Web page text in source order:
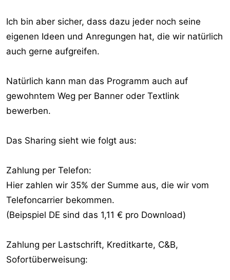
Ich bin aber sicher, dass dazu jeder noch seine
eigenen Ideen und Anregungen hat, die wir natürlich
auch gerne aufgreifen.
Natürlich kann man das Programm auch auf
gewohntem Weg per Banner oder Textlink
bewerben.
Das Sharing sieht wie folgt aus:
Zahlung per Telefon:
Hier zahlen wir 35% der Summe aus, die wir vom
Telefoncarrier bekommen.
(Beipspiel DE sind das 1,11 € pro Download)
Zahlung per Lastschrift, Kreditkarte, C&B,
Sofortüberweisung: